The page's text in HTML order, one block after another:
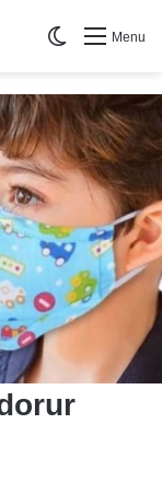
Menu
Switch skin